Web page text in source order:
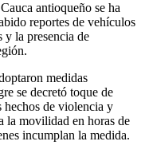
antioqueño se ha
reportes de vehículos
y la presencia de
medidas
se decretó toque de
hechos de violencia y
la movilidad en horas de
incumplan la medida.